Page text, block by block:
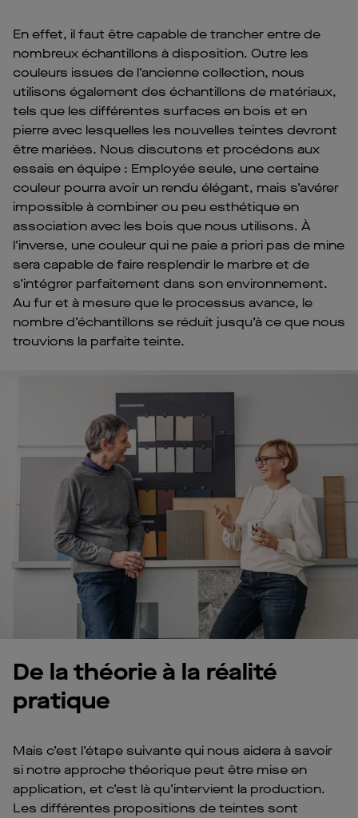
En effet, il faut être capable de trancher entre de
nombreux échantillons à disposition. Outre les
couleurs issues de l’ancienne collection, nous
utilisons également des échantillons de matériaux,
tels que les différentes surfaces en bois et en
pierre avec lesquelles les nouvelles teintes devront
être mariées. Nous discutons et procédons aux
essais en équipe : Employée seule, une certaine
couleur pourra avoir un rendu élégant, mais s’avérer
impossible à combiner ou peu esthétique en
association avec les bois que nous utilisons. À
l’inverse, une couleur qui ne paie a priori pas de mine
sera capable de faire resplendir le marbre et de
s’intégrer parfaitement dans son environnement.
Au fur et à mesure que le processus avance, le
nombre d’échantillons se réduit jusqu’à ce que nous
trouvions la parfaite teinte.
De la théorie à la réalité
pratique
Mais c’est l’étape suivante qui nous aidera à savoir
si notre approche théorique peut être mise en
application, et c’est là qu’intervient la production.
Les différentes propositions de teintes sont